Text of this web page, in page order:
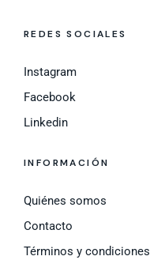
REDES SOCIALES
Instagram
Facebook
Linkedin
INFORMACIÓN
Quiénes somos
Contacto
Términos y condiciones